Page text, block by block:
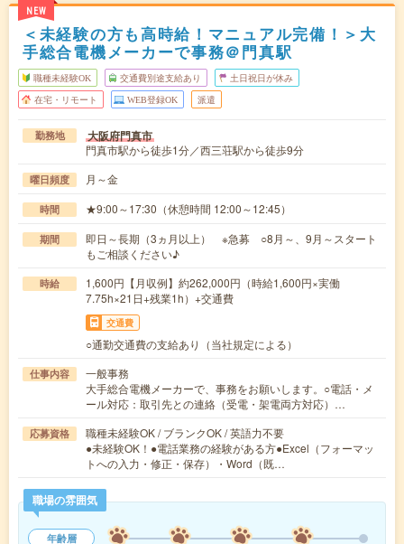
NEW
＜未経験の方も高時給！マニュアル完備！＞大
手総合電機メーカーで事務＠門真駅
職種未経験OK 交通費別途支給あり 土日祝日が休み
在宅・リモート WEB登録OK 派遣
勤務地 大阪府門真市
門真市駅から徒歩1分／西三荘駅から徒歩9分
曜日頻度 月～金
時間 ★9:00～17:30（休憩時間 12:00～12:45）
期間
即日～長期（3ヵ月以上） ※急募 ○8月～、9月～スタート
もご相談ください♪
時給
1,600円【月収例】約262,000円（時給1,600円×実働
7.75h×21日+残業1h）+交通費
交通費
○通勤交通費の支給あり（当社規定による）
仕事内容
一般事務
大手総合電機メーカーで、事務をお願いします。○電話・メ
ール対応：取引先との連絡（受電・架電両方対応）…
応募資格
職種未経験OK / ブランクOK / 英語力不要
●未経験OK！●電話業務の経験がある方●Excel（フォーマッ
トへの入力・修正・保存）・Word（既…
職場の雰囲気
年齢層